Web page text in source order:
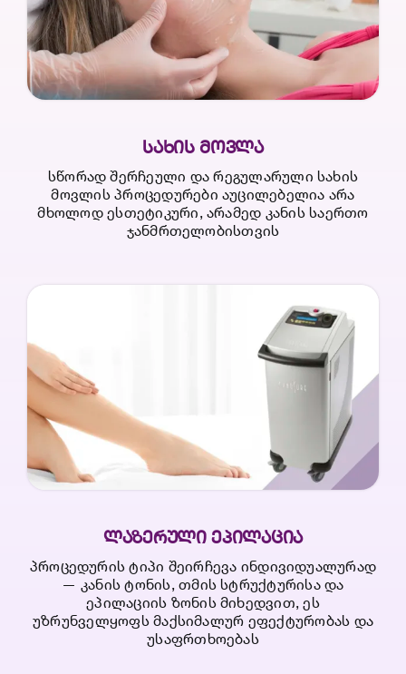
ᲡᲐᲮᲘᲡ ᲛᲝᲕᲚᲐ
სწორად შერჩეული და რეგულარული სახის
მოვლის პროცედურები აუცილებელია არა
მხოლოდ ესთეტიკური, არამედ კანის საერთო
ჯანმრთელობისთვის
ᲚᲐᲖᲔᲠᲣᲚᲘ ᲔᲞᲘᲚᲐᲪᲘᲐ
პროცედურის ტიპი შეირჩევა ინდივიდუალურად
— კანის ტონის, თმის სტრუქტურისა და
ეპილაციის ზონის მიხედვით, ეს
უზრუნველყოფს მაქსიმალურ ეფექტურობას და
უსაფრთხოებას